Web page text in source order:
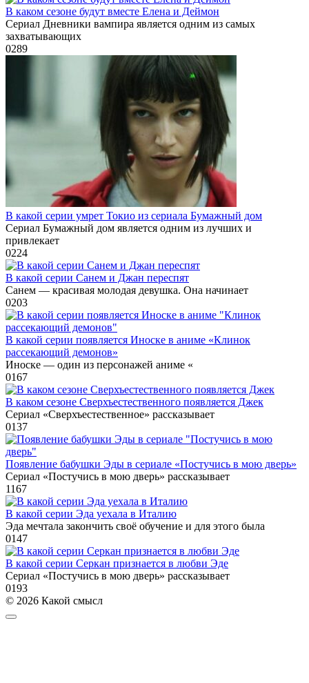
В каком сезоне будут вместе Елена и Деймон
Сериал Дневники вампира является одним из самых
захватывающих
0289
В какой серии умрет Токио из сериала Бумажный дом
Сериал Бумажный дом является одним из лучших и
привлекает
0224
В какой серии Санем и Джан переспят
Санем — красивая молодая девушка. Она начинает
0203
В какой серии появляется Иноске в аниме «Клинок
рассекающий демонов»
Иноске — один из персонажей аниме «
0167
В каком сезоне Сверхъестественного появляется Джек
Сериал «Сверхъестественное» рассказывает
0137
Появление бабушки Эды в сериале «Постучись в мою дверь»
Сериал «Постучись в мою дверь» рассказывает
1167
В какой серии Эда уехала в Италию
Эда мечтала закончить своё обучение и для этого была
0147
В какой серии Серкан признается в любви Эде
Сериал «Постучись в мою дверь» рассказывает
0193
© 2026 Какой смысл